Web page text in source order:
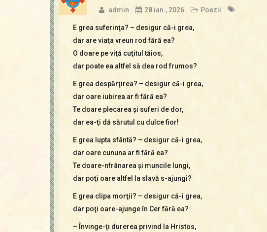
admin 28 ian., 2026 Poezii
E grea suferinţa? – desigur că-i grea,
dar are viaţa vreun rod fără ea?
O doare pe viţă cuţitul tăios,
dar poate ea altfel să dea rod frumos?
E grea despărţirea? – desigur că-i grea,
dar oare iubirea ar fi fără ea?
Te doare plecarea şi suferi de dor,
dar ea-ţi dă sărutul cu dulce fior!
E grea lupta sfântă? – desigur că-i grea,
dar oare cununa ar fi fără ea?
Te doare-nfrânarea şi muncile lungi,
dar poţi oare altfel la slavă s-ajungi?
E grea clipa morţii? – desigur că-i grea,
dar poţi oare-ajunge în Cer fără ea?
– Învinge-ţi durerea privind la Hristos,